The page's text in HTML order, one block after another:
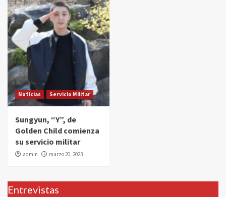
Noticias Servicio Militar
Sungyun, “Y”, de
Golden Child comienza
su servicio militar
admin marzo 20, 2023
Entrevistas